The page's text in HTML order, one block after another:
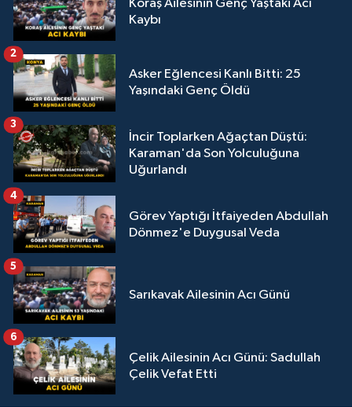
Koraş Ailesinin Genç Yaştaki Acı
Kaybı
Asker Eğlencesi Kanlı Bitti: 25
Yaşındaki Genç Öldü
2
İncir Toplarken Ağaçtan Düştü:
Karaman'da Son Yolculuğuna
Uğurlandı
3
Görev Yaptığı İtfaiyeden Abdullah
Dönmez'e Duygusal Veda
4
Sarıkavak Ailesinin Acı Günü
5
Çelik Ailesinin Acı Günü: Sadullah
Çelik Vefat Etti
6